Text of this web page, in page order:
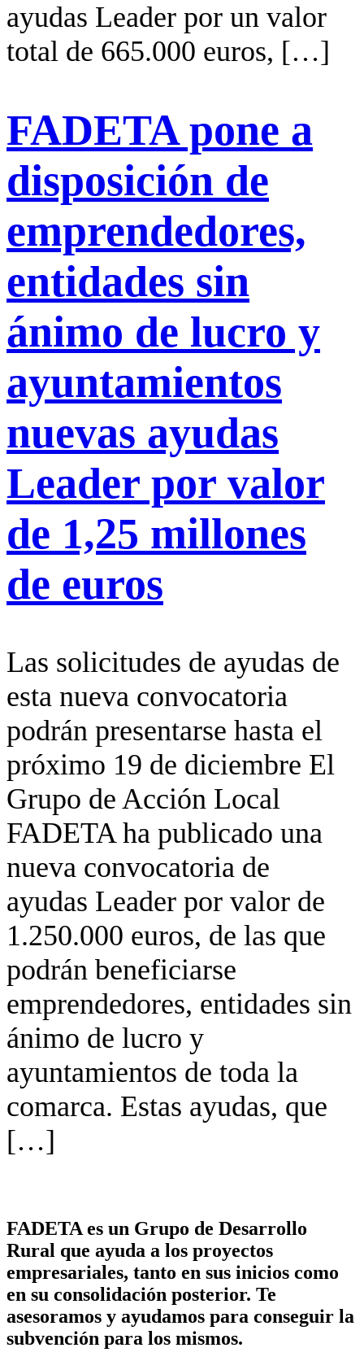
ayudas Leader por un valor
total de 665.000 euros, […]
FADETA pone a
disposición de
emprendedores,
entidades sin
ánimo de lucro y
ayuntamientos
nuevas ayudas
Leader por valor
de 1,25 millones
de euros
Las solicitudes de ayudas de
esta nueva convocatoria
podrán presentarse hasta el
próximo 19 de diciembre El
Grupo de Acción Local
FADETA ha publicado una
nueva convocatoria de
ayudas Leader por valor de
1.250.000 euros, de las que
podrán beneficiarse
emprendedores, entidades sin
ánimo de lucro y
ayuntamientos de toda la
comarca. Estas ayudas, que
[…]
FADETA es un Grupo de Desarrollo
Rural que ayuda a los proyectos
empresariales, tanto en sus inicios como
en su consolidación posterior. Te
asesoramos y ayudamos para conseguir la
subvención para los mismos.